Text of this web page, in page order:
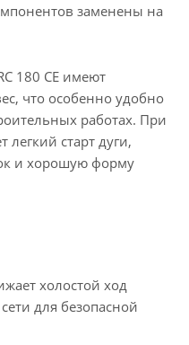
заменены на
180 СE имеют
что особенно удобно
работах. При
легкий старт дуги,
и хорошую форму
холостой ход
для безопасной